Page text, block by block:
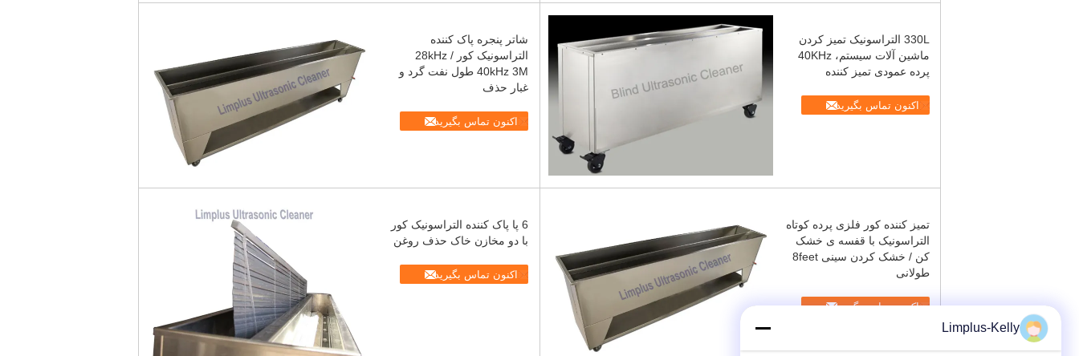
شاتر پنجره پاک کننده
التراسونیک کور 28kHz /
40kHz 3M طول نفت گرد و
غبار حذف
اکنون تماس بگیرید
330L التراسونیک تمیز کردن
ماشین آلات سیستم، 40KHz
پرده عمودی تمیز کننده
اکنون تماس بگیرید
6 پا پاک کننده التراسونیک کور
با دو مخازن خاک حذف روغن
اکنون تماس بگیرید
تمیز کننده کور فلزی پرده کوتاه
التراسونیک با قفسه ی خشک
کن / خشک کردن سینی 8feet
طولانی
اکنون تماس بگیرید
Limplus-Kelly